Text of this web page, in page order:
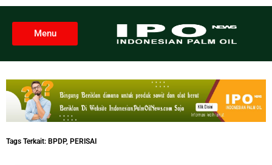
Menu
Tags Terkait: BPDP, PERISAI